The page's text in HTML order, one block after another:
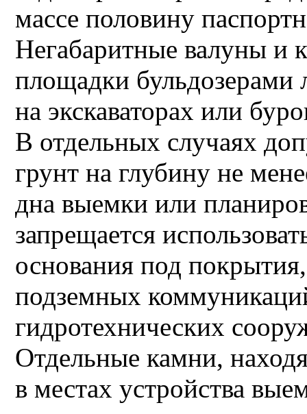
массе половину
Негабаритные валуны и
площадки бульдозерами
на экскаваторах или
В отдельных случаях
грунт на глубину не
дна выемки или
запрещается
основания под
подземных
гидротехнических
Отдельные камни,
в местах устройства